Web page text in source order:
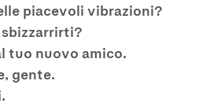
piacevoli vibrazioni?
tuo nuovo amico.
gente.